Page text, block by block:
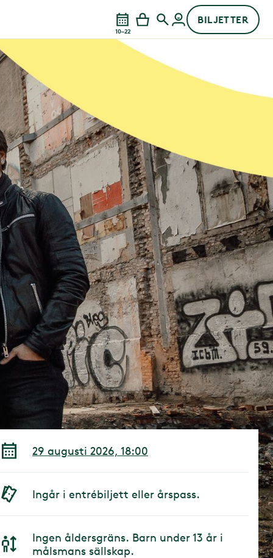
10–22
BILJETTER
29 augusti 2026, 18:00
Ingår i entrébiljett eller årspass.
Ingen åldersgräns. Barn under 13 år i
målsmans sällskap.